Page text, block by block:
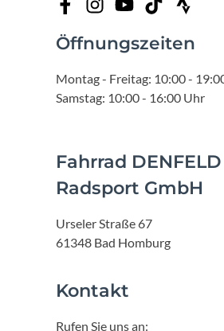
Öffnungszeiten
Montag - Freitag: 10:00 -
Samstag: 10:00 - 16:00 Uhr
Fahrrad DENFELD
Radsport GmbH
Urseler Straße 67
61348 Bad Homburg
Kontakt
Rufen Sie uns an: